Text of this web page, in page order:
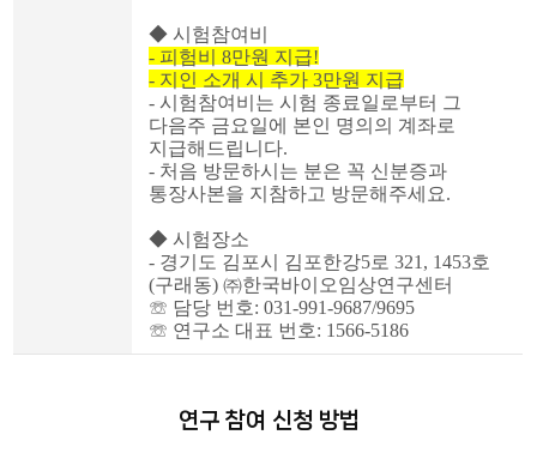
◆ 시험참여비
- 피험비 8만원 지급!
- 지인 소개 시 추가 3만원 지급
- 시험참여비는 시험 종료일로부터 그
다음주 금요일에 본인 명의의 계좌로
지급해드립니다.
- 처음 방문하시는 분은 꼭 신분증과
통장사본을 지참하고 방문해주세요.
◆ 시험장소
- 경기도 김포시 김포한강5로 321, 1453호
(구래동) ㈜한국바이오임상연구센터
☏ 담당 번호: 031-991-9687/9695
☏ 연구소 대표 번호: 1566-5186
연구 참여 신청 방법